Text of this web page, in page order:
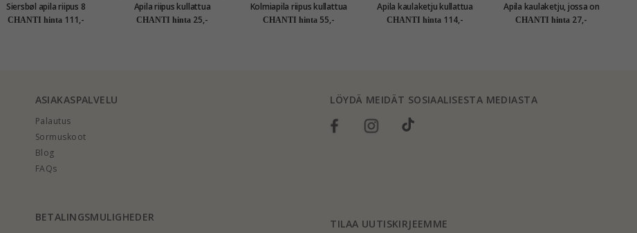
Siersbøl apila riipus 8
karaatin kultaa
CHANTI hinta 111,-
Apila riipus kullattua
hopeaa
CHANTI hinta 25,-
Kolmiapila riipus kullattua
hopeaa
CHANTI hinta 55,-
Apila kaulaketju kullattua
hopeaa riipus kullattua
CHANTI hinta 114,-
Apila kaulaketju, jossa on
riipus hopeaa
CHANTI hinta 27,-
ASIAKASPALVELU
Palautus
Sormuskoot
Blog
FAQs
LÖYDÄ MEIDÄT SOSIAALISESTA MEDIASTA
BETALINGSMULIGHEDER
TILAA UUTISKIRJEEMME